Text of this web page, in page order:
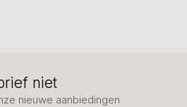
niet
nieuwe aanbiedingen